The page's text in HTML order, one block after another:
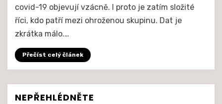
po
očkování.
covid-19 objevují vzácně. I proto je zatím složité
říci, kdo patří mezi ohroženou skupinu. Dat je
zkrátka málo.…
Přečíst celý článek
NEPŘEHLÉDNĚTE